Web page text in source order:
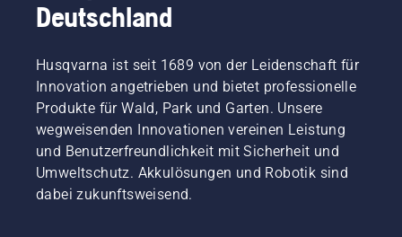
Deutschland
Husqvarna ist seit 1689 von der Leidenschaft für
Innovation angetrieben und bietet professionelle
Produkte für Wald, Park und Garten. Unsere
wegweisenden Innovationen vereinen Leistung
und Benutzerfreundlichkeit mit Sicherheit und
Umweltschutz. Akkulösungen und Robotik sind
dabei zukunftsweisend.